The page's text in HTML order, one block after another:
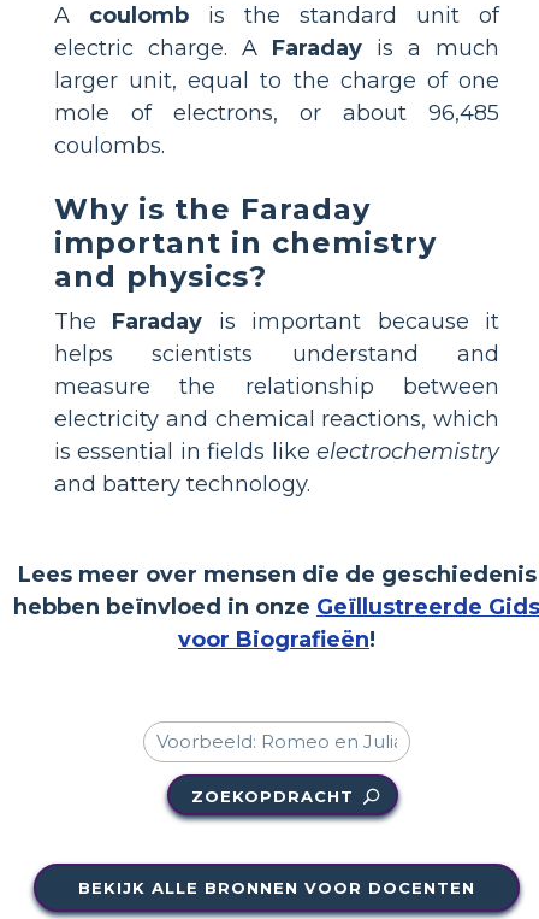
A coulomb is the standard unit of
electric charge. A Faraday is a much
larger unit, equal to the charge of one
mole of electrons, or about 96,485
coulombs.
Why is the Faraday
important in chemistry
and physics?
The Faraday is important because it
helps scientists understand and
measure the relationship between
electricity and chemical reactions, which
is essential in fields like electrochemistry
and battery technology.
Lees meer over mensen die de geschiedenis
hebben beïnvloed in onze Geïllustreerde Gids
voor Biografieën!
ZOEKOPDRACHT
BEKIJK ALLE BRONNEN VOOR DOCENTEN